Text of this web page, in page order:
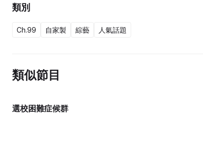
類別
Ch.99 自家製 綜藝 人氣話題
類似節目
選校困難症候群